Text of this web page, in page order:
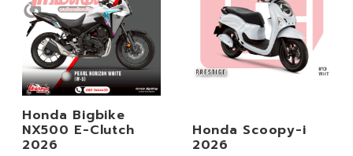
Honda Bigbike
NX500 E-Clutch
2026
Honda Scoopy-i
2026